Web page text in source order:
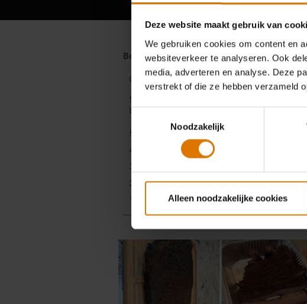
Deze website maakt gebruik van
We gebruiken cookies om content en
websiteverkeer te analyseren. Ook
media, adverteren en analyse. Deze
verstrekt of die ze hebben verzameld
Noodzakelijk
Alleen noodzakelijke cookies